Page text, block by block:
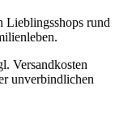
Lieblingsshops rund
Versandkosten
unverbindlichen